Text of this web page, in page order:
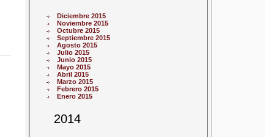
Diciembre 2015
Noviembre 2015
Octubre 2015
Septiembre 2015
Agosto 2015
Julio 2015
Junio 2015
Mayo 2015
Abril 2015
Marzo 2015
Febrero 2015
Enero 2015
2014